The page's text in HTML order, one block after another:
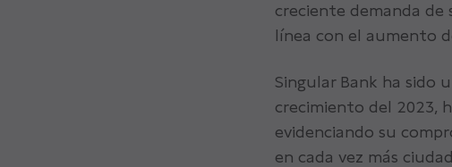
creciente demanda de
línea con el aumento
Singular Bank ha sido
crecimiento del 2023,
evidenciando su
en cada vez más